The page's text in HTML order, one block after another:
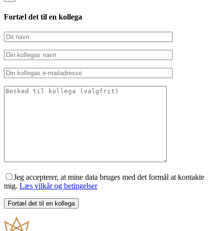
Fortæl det til en kollega
Jeg accepterer, at mine data bruges med det formål at kontakte
mig. Læs vilkår og betingelser